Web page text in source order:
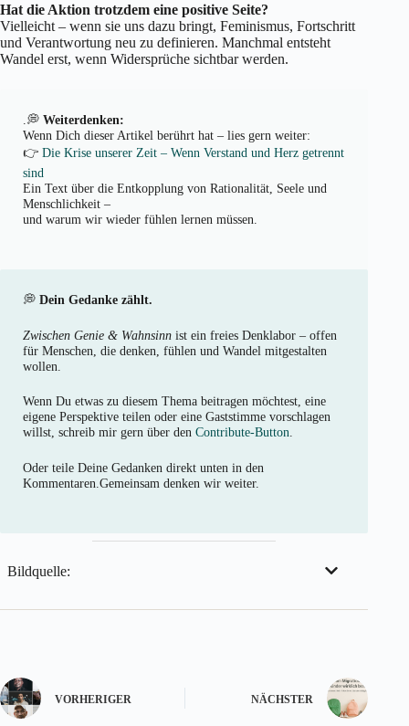
Hat die Aktion trotzdem eine positive Seite?
Vielleicht – wenn sie uns dazu bringt, Feminismus, Fortschritt
und Verantwortung neu zu definieren. Manchmal entsteht
Wandel erst, wenn Widersprüche sichtbar werden.
.💭 Weiterdenken:
Wenn Dich dieser Artikel berührt hat – lies gern weiter:
👉 Die Krise unserer Zeit – Wenn Verstand und Herz getrennt
sind
Ein Text über die Entkopplung von Rationalität, Seele und
Menschlichkeit –
und warum wir wieder fühlen lernen müssen.
💭 Dein Gedanke zählt.
Zwischen Genie & Wahnsinn ist ein freies Denklabor – offen
für Menschen, die denken, fühlen und Wandel mitgestalten
wollen.
Wenn Du etwas zu diesem Thema beitragen möchtest, eine
eigene Perspektive teilen oder eine Gaststimme vorschlagen
willst, schreib mir gern über den Contribute-Button.
Oder teile Deine Gedanken direkt unten in den
Kommentaren.Gemeinsam denken wir weiter.
Bildquelle:
VORHERIGER NÄCHSTER